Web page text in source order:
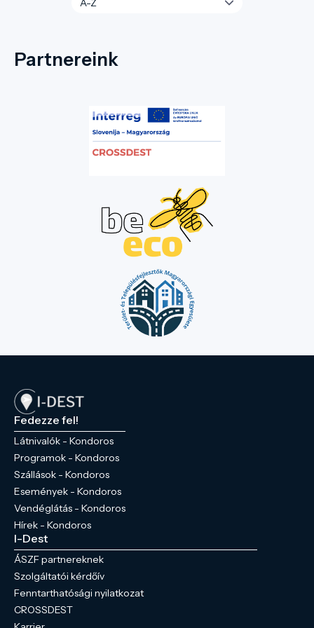
Partnereink
Fedezze fel!
Látnivalók - Kondoros
Programok - Kondoros
Szállások - Kondoros
Események - Kondoros
Vendéglátás - Kondoros
Hírek - Kondoros
I-Dest
ÁSZF partnereknek
Szolgáltatói kérdőív
Fenntarthatósági nyilatkozat
CROSSDEST